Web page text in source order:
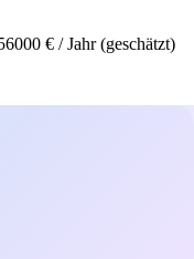
€ / Jahr (geschätzt)